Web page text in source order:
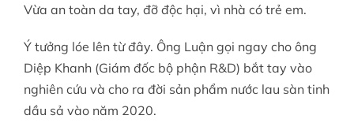
Vừa an toàn da tay, đỡ độc hại, vì nhà có trẻ em.
Ý tưởng lóe lên từ đây. Ông Luận gọi ngay cho ông
Diệp Khanh (Giám đốc bộ phận R&D) bắt tay vào
nghiên cứu và cho ra đời sản phẩm nước lau sàn tinh
dầu sả vào năm 2020.